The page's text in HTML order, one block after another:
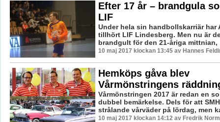
Efter 17 år – brandgula
LIF
Under hela sin handbollskarriär har
tillhört LIF Lindesberg. Men nu är
brandgult för den 21-åriga mittnian,
10 maj 2017 klockan 13:45 av Hannes
Hemköps gåva blev
Vårmönstringens
Vårmönstringen 2017 är redan en
dubbel bemärkelse. Dels för att
strålande vårväder på lördag, men
10 maj 2017 klockan 14:12 av Fredrik